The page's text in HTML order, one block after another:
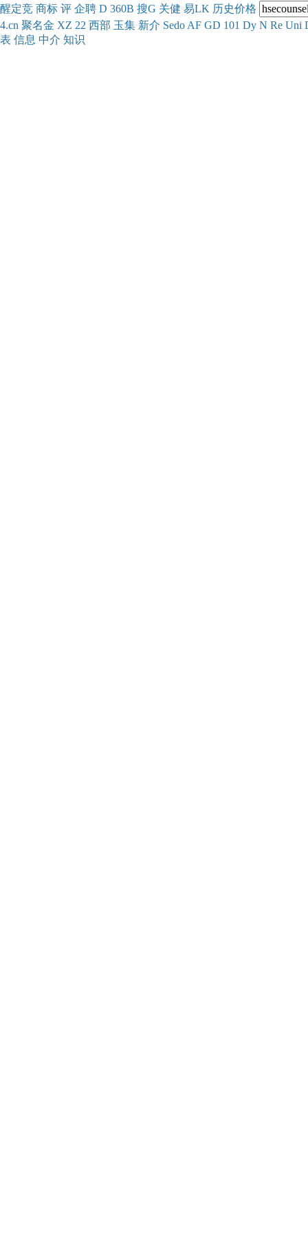
醒定竞 商标 评 企聘 D 360B 搜G 关健 易LK 历史价格
4.cn 聚名金 XZ 22 西部 玉集 新介 Sedo AF GD 101 Dy N Re Uni
表 信息 中介 知识